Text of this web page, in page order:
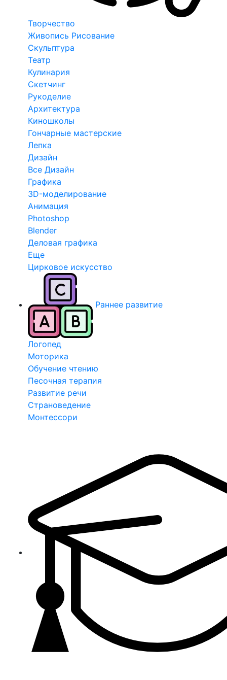
Творчество
Живопись Рисование
Скульптура
Театр
Кулинария
Скетчинг
Рукоделие
Архитектура
Киношколы
Гончарные мастерские
Лепка
Дизайн
Все Дизайн
Графика
3D-моделирование
Анимация
Photoshop
Blender
Деловая графика
Еще
Цирковое искусство
Раннее развитие
Логопед
Моторика
Обучение чтению
Песочная терапия
Развитие речи
Страноведение
Монтессори